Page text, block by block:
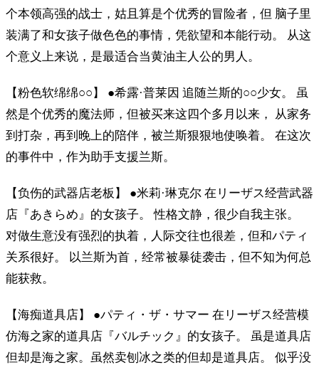
个本领高强的战士，姑且算是个优秀的冒险者，但 脑子里
装满了和女孩子做色色的事情，凭欲望和本能行动。 从这
个意义上来说，是最适合当黄油主人公的男人。
【粉色软绵绵○○】 ●希露·普莱因 追随兰斯的○○少女。 虽
然是个优秀的魔法师，但被买来这四个多月以来， 从家务
到打杂，再到晚上的陪伴，被兰斯狠狠地使唤着。 在这次
的事件中，作为助手支援兰斯。
【负伤的武器店老板】 ●米莉·琳克尔 在リーザス经营武器
店『あきらめ』的女孩子。 性格文静，很少自我主张。
对做生意没有强烈的执着，人际交往也很差，但和パティ
关系很好。 以兰斯为首，经常被暴徒袭击，但不知为何总
能获救。
【海痴道具店】 ●パティ・ザ・サマー 在リーザス经营模
仿海之家的道具店『バルチック』的女孩子。 虽是道具店
但却是海之家。虽然卖刨冰之类的但却是道具店。 似乎没